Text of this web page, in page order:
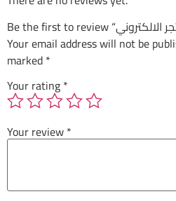
Your email address will not be
marked*
Your rating*
Your review*